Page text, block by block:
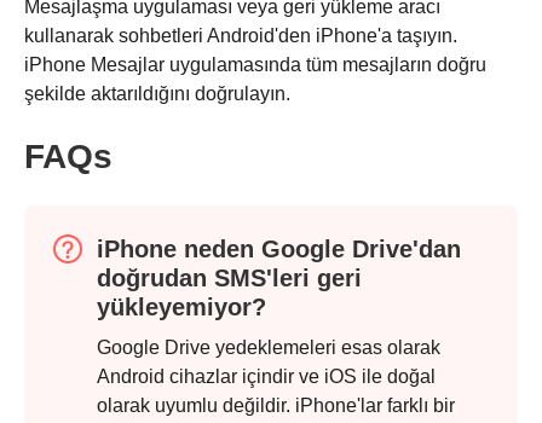
Aşama 1.
Mesajlaşma uygulaması veya geri yükleme aracı
kullanarak sohbetleri Android'den iPhone'a taşıyın.
iPhone Mesajlar uygulamasında tüm mesajların doğru
şekilde aktarıldığını doğrulayın.
FAQs
iPhone neden Google Drive'dan
doğrudan SMS'leri geri
yükleyemiyor?
Google Drive yedeklemeleri esas olarak
Android cihazlar içindir ve iOS ile doğal
olarak uyumlu değildir. iPhone'lar farklı bir